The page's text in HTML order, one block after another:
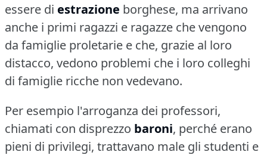
essere di estrazione borghese, ma arrivano
anche i primi ragazzi e ragazze che vengono
da famiglie proletarie e che, grazie al loro
distacco, vedono problemi che i loro colleghi
di famiglie ricche non vedevano.
Per esempio l'arroganza dei professori,
chiamati con disprezzo baroni, perché erano
pieni di privilegi, trattavano male gli studenti e